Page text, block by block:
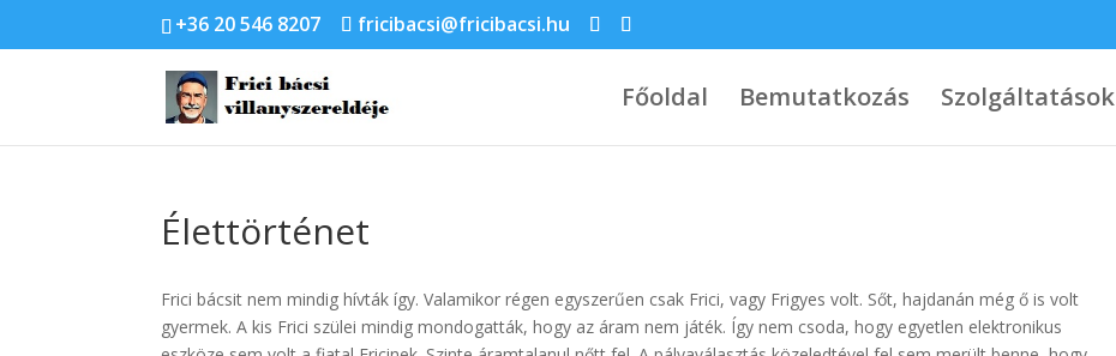
+36 20 546 8207 fricibacsi@fricibacsi.hu
Főoldal Bemutatkozás Szolgáltatások
Élettörténet
Frici bácsit nem mindig hívták így. Valamikor régen egyszerűen csak Frici, vagy Frigyes volt. Sőt, hajdanán még ő is volt
gyermek. A kis Frici szülei mindig mondogatták, hogy az áram nem játék. Így nem csoda, hogy egyetlen elektronikus